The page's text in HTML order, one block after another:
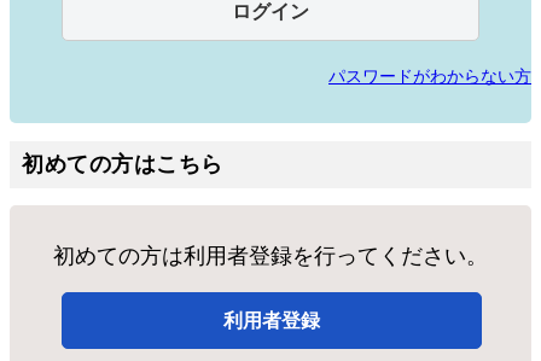
パスワードがわからない方
初めての方はこちら
初めての方は利用者登録を行ってください。
利用者登録